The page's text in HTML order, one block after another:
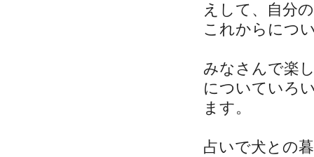
えして、自分
これからにつ
みなさんで楽
についていろ
ます。
占いで犬との